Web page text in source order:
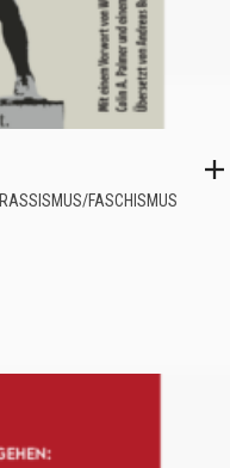
RASSISMUS/FASCHISMUS